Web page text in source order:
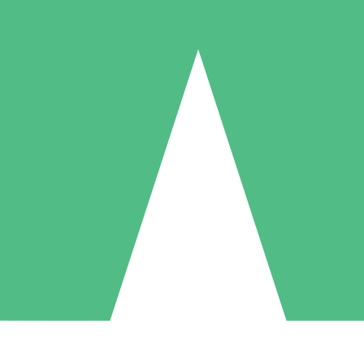
Individuella Kreditpaket
per användning med nedladdningskrediter. Inget månatligt åtagande
5 Nedladdningar
US$